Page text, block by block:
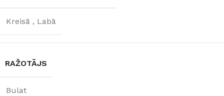
Kreisā , Labā
RAŽOTĀJS
Bulat